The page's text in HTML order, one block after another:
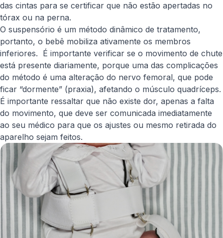
das cintas para se certificar que não estão apertadas no
tórax ou na perna.
O suspensório é um método dinâmico de tratamento,
portanto, o bebê mobiliza ativamente os membros
inferiores. É importante verificar se o movimento de chute
está presente diariamente, porque uma das complicações
do método é uma alteração do nervo femoral, que pode
ficar “dormente” (praxia), afetando o músculo quadríceps.
É importante ressaltar que não existe dor, apenas a falta
do movimento, que deve ser comunicada imediatamente
ao seu médico para que os ajustes ou mesmo retirada do
aparelho sejam feitos.